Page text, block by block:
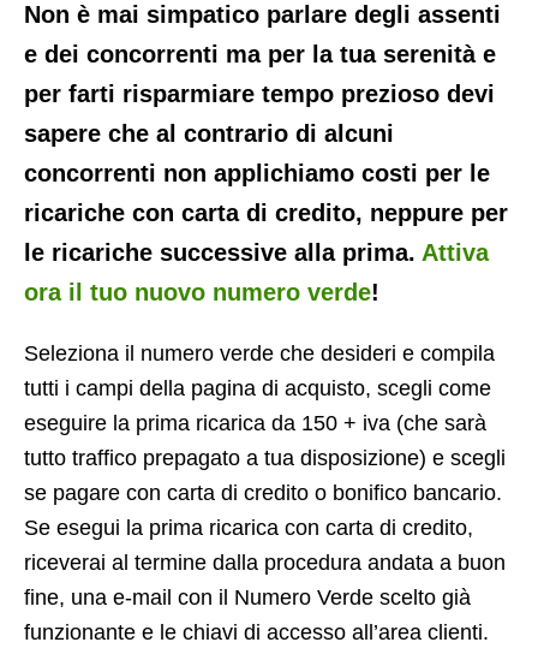
Non è mai simpatico parlare degli assenti
e dei concorrenti ma per la tua serenità e
per farti risparmiare tempo prezioso devi
sapere che al contrario di alcuni
concorrenti non applichiamo costi per le
ricariche con carta di credito, neppure per
le ricariche successive alla prima. Attiva
ora il tuo nuovo numero verde!
Seleziona il numero verde che desideri e compila
tutti i campi della pagina di acquisto, scegli come
eseguire la prima ricarica da 150 + iva (che sarà
tutto traffico prepagato a tua disposizione) e scegli
se pagare con carta di credito o bonifico bancario.
Se esegui la prima ricarica con carta di credito,
riceverai al termine dalla procedura andata a buon
fine, una e-mail con il Numero Verde scelto già
funzionante e le chiavi di accesso all’area clienti.